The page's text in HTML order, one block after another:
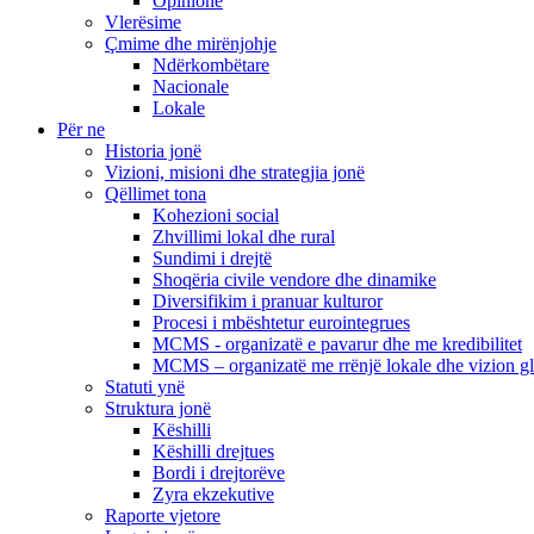
Vlerësime
Çmime dhe mirënjohje
Ndërkombëtare
Nacionale
Lokale
Për ne
Historia jonë
Vizioni, misioni dhe strategjia jonë
Qëllimet tona
Kohezioni social
Zhvillimi lokal dhe rural
Sundimi i drejtë
Shoqëria civile vendore dhe dinamike
Diversifikim i pranuar kulturor
Procesi i mbështetur eurointegrues
MCMS - organizatë e pavarur dhe me kredibilitet
MCMS – organizatë me rrënjë lokale dhe vizion
Statuti ynë
Struktura jonë
Këshilli
Këshilli drejtues
Bordi i drejtorëve
Zyra ekzekutive
Raporte vjetore